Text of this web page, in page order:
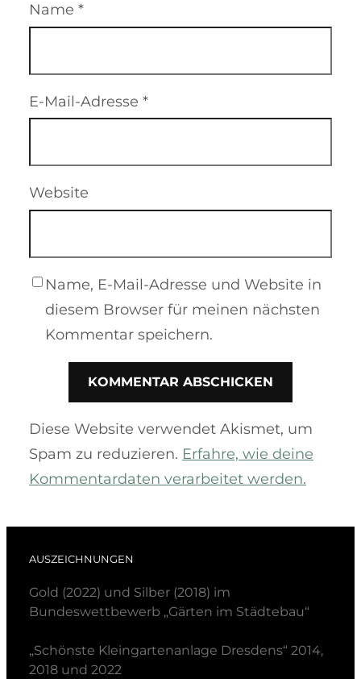
Name *
E-Mail-Adresse *
Website
Name, E-Mail-Adresse und Website in
diesem Browser für meinen nächsten
Kommentar speichern.
Diese Website verwendet Akismet, um
Spam zu reduzieren. Erfahre, wie deine
Kommentardaten verarbeitet werden.
AUSZEICHNUNGEN
Gold (2022) und Silber (2018) im
Bundeswettbewerb „Gärten im Städtebau“
„Schönste Kleingartenanlage Dresdens“ 2014,
2018 und 2022